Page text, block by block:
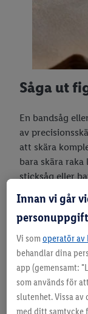
Såga ut
En bandsåg
av
att skära
bara skära
sticksåg eller
möjliga, blir
Mycket
del efterarbete.
Innan vi går
Vi som operatör av
behandlar dina
app (gemensamt:
som används för
slutenhet. Vissa
med ditt